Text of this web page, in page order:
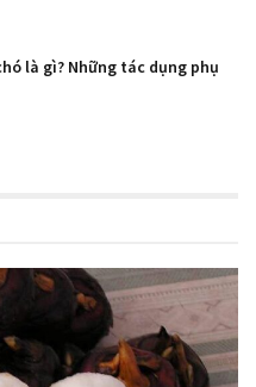
là gì? Những tác dụng phụ